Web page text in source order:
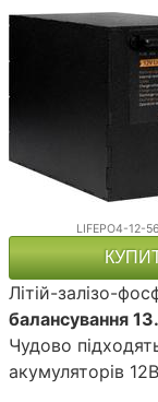
LIFEPO4-12-56
Літій-залізо-
балансування
Чудово
акумуляторів